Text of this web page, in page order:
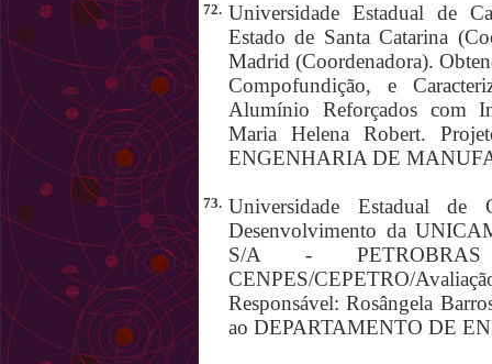
72. Universidade Estadual de
Estado de Santa Catarina
Madrid (Coordenadora).
Compofundição, e
Alumínio Reforçados com
Maria Helena Robert.
ENGENHARIA DE
73. Universidade Estadual de
Desenvolvimento da
S/A - PETROBRAS
CENPES/CEPETRO/
Responsável: Rosângela
ao DEPARTAMENTO DE